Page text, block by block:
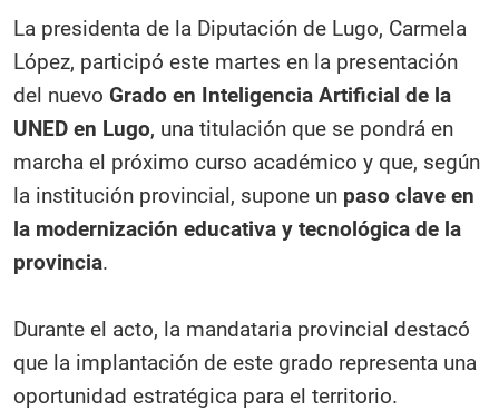
La presidenta de la Diputación de Lugo, Carmela
López, participó este martes en la presentación
del nuevo Grado en Inteligencia Artificial de la
UNED en Lugo, una titulación que se pondrá en
marcha el próximo curso académico y que, según
la institución provincial, supone un paso clave en
la modernización educativa y tecnológica de la
provincia.
Durante el acto, la mandataria provincial destacó
que la implantación de este grado representa una
oportunidad estratégica para el territorio.